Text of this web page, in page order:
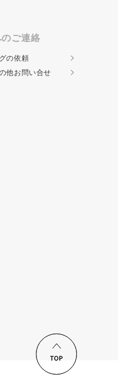
ご連絡
の依頼
他お問い合せ